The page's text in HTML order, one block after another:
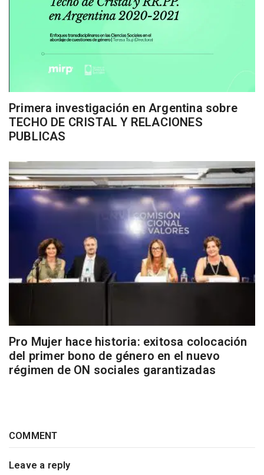
Primera investigación en Argentina sobre
TECHO DE CRISTAL Y RELACIONES
PUBLICAS
Pro Mujer hace historia: exitosa colocación
del primer bono de género en el nuevo
régimen de ON sociales garantizadas
COMMENT
Leave a reply